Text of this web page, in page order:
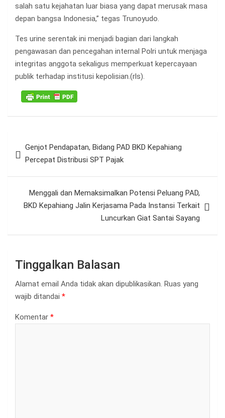
salah satu kejahatan luar biasa yang dapat merusak masa
depan bangsa Indonesia,” tegas Trunoyudo.
Tes urine serentak ini menjadi bagian dari langkah
pengawasan dan pencegahan internal Polri untuk menjaga
integritas anggota sekaligus memperkuat kepercayaan
publik terhadap institusi kepolisian.(rls).
posGenjot Pendapatan, Bidang PAD BKD Kepahiang
Percepat Distribusi SPT Pajak
Menggali dan Memaksimalkan Potensi Peluang PAD,
BKD Kepahiang Jalin Kerjasama Pada Instansi Terkait
Luncurkan Giat Santai Sayang
Tinggalkan Balasan
Alamat email Anda tidak akan dipublikasikan. Ruas yang
wajib ditandai *
Komentar *